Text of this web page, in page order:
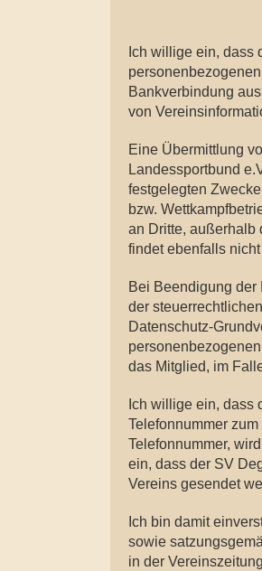
Ich willige ein, dass
Bankverbindung
von
Eine Übermittlung
Landessportbund
festgelegten
bzw.
an Dritte, außerhalb
findet ebenfalls nicht
Bei Beendigung der
der
Datenschutz-
das Mitglied, im
Ich willige ein, dass
Telefonnummer
Telefonnummer,
ein, dass der SV
Vereins gesendet
Ich bin damit
sowie
in der